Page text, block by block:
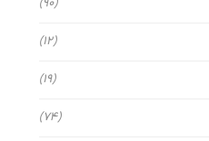
(90)
(12)
(19)
(74)